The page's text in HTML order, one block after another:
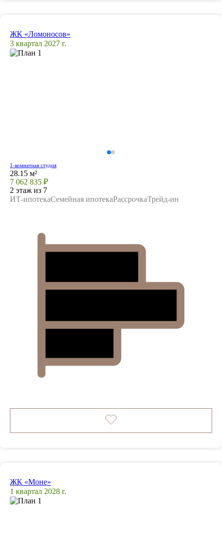
ЖК «Ломоносов»
3 квартал 2027 г.
1-комнатная студия
28.15 м²
7 062 835 ₽
2 этаж из 7
ИТ-ипотекаСемейная ипотекаРассрочкаТрейд-ин
ЖК «Моне»
1 квартал 2028 г.